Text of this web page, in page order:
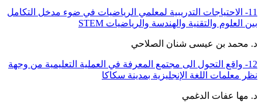
11- الاحتياجات التدريبية لمعلمي الرياضيات في ضوء مدخل التكامل
بين العلوم والتقنية والهندسة والرياضيات STEM
د. محمد بن عيسى شنان الصلاحي
12- واقع التحول الى مجتمع المعرفة في العملية التعليمية من وجهة
نظر معلمات اللغة الإنجليزية بمدينة سكاكا
د. مها عفات الدغمي